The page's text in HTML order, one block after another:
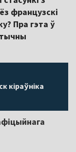
французскі
Пра гэта ў
кіраўніка